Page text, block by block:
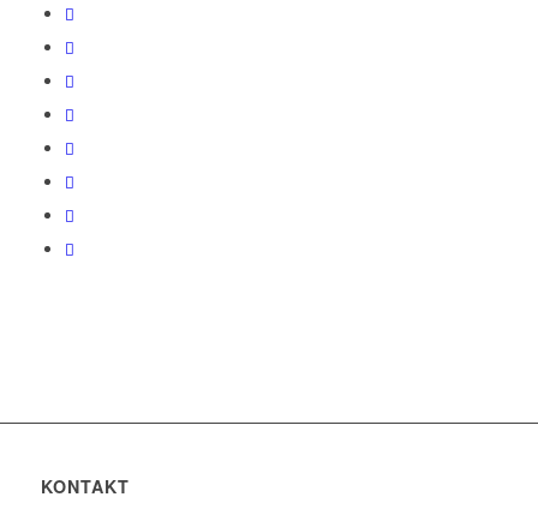
KONTAKT